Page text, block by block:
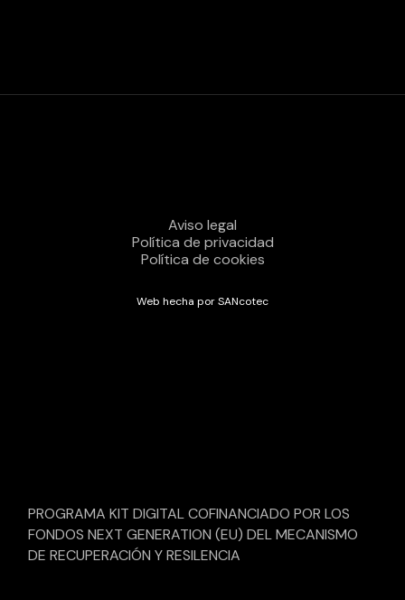
Aviso legal
Política de privacidad
Política de cookies
Web hecha por SANcotec
PROGRAMA KIT DIGITAL COFINANCIADO POR LOS
FONDOS NEXT GENERATION (EU) DEL MECANISMO
DE RECUPERACIÓN Y RESILENCIA